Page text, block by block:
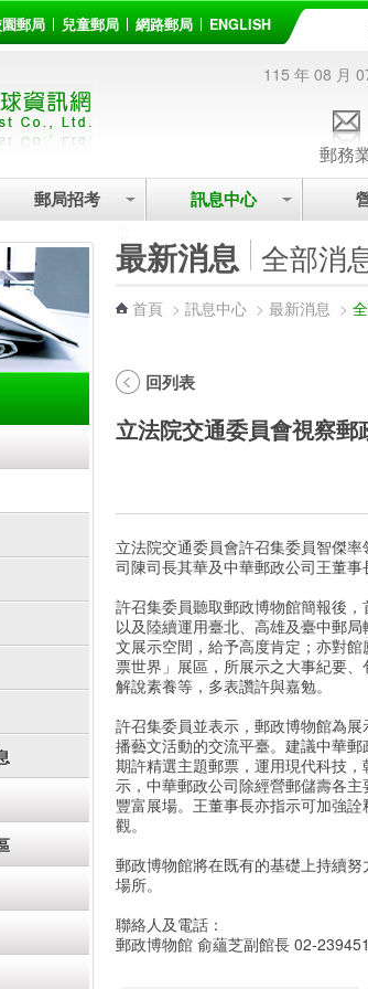
郵局 兒童郵局 網路郵局 ENGLISH
115 年 08 月
郵務
郵局招考 訊息中心
最新消息 全部消
首頁 > 訊息中心 > 最新消息 >
回列表
立法院交通委員會視察
立法院交通委員會許召集委員智傑
司陳司長其華及中華郵政公司王董
許召集委員聽取郵政博物館簡報後
以及陸續運用臺北、高雄及臺中郵
文展示空間，給予高度肯定；亦對
票世界」展區，所展示之大事紀要
解說素養等，多表讚許與嘉勉。
許召集委員並表示，郵政博物館為
播藝文活動的交流平臺。建議中華
期許精選主題郵票，運用現代科技
示，中華郵政公司除經營郵儲壽各
豐富展場。王董事長亦指示可加強
觀。
郵政博物館將在既有的基礎上持續
場所。
聯絡人及電話：
郵政博物館 俞蘊芝副館長 02-